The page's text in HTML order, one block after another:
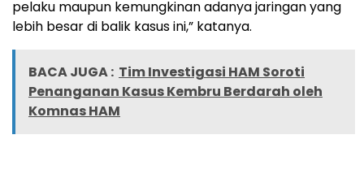
pelaku maupun kemungkinan adanya jaringan yang
lebih besar di balik kasus ini,” katanya.
BACA JUGA : Tim Investigasi HAM Soroti
Penanganan Kasus Kembru Berdarah oleh
Komnas HAM